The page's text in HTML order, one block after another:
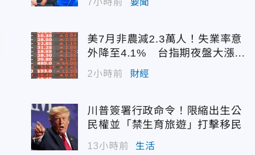
美7月非農減2.3萬人！失業率意
外降至4.1% 台指期夜盤大漲7
45點
2小時前 財經
川普簽署行政命令！限縮出生公
民權並「禁生育旅遊」打擊移民
13小時前 生活